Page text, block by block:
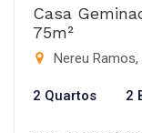
Casa
75m²
Nereu
2 Quartos 2